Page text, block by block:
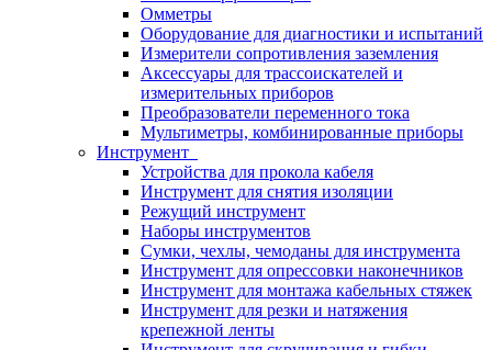
Омметры
Оборудование для диагностики и испытаний
Измерители сопротивления заземления
Аксессуары для трассоискателей и
измерительных приборов
Преобразователи переменного тока
Мультиметры, комбинированные приборы
Инструмент
Устройства для прокола кабеля
Инструмент для снятия изоляции
Режущий инструмент
Наборы инструментов
Сумки, чехлы, чемоданы для инструмента
Инструмент для опрессовки наконечников
Инструмент для монтажа кабельных стяжек
Инструмент для резки и натяжения
крепежной ленты